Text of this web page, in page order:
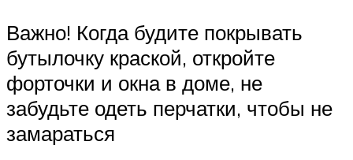
Важно! Когда будите покрывать
бутылочку краской, откройте
форточки и окна в доме, не
забудьте одеть перчатки, чтобы не
замараться